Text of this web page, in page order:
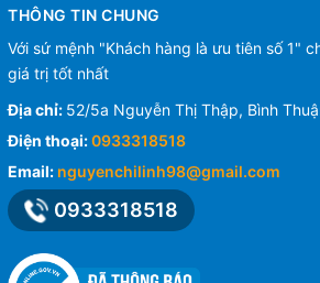
THÔNG TIN CHUNG
Với sứ mệnh "Khách hàng là ưu tiên số 1"
giá trị tốt nhất
Địa chỉ: 52/5a Nguyễn Thị Thập, Bình
Điện thoại:0933318518
Email: nguyenchilinh98@gmail.com
0933318518